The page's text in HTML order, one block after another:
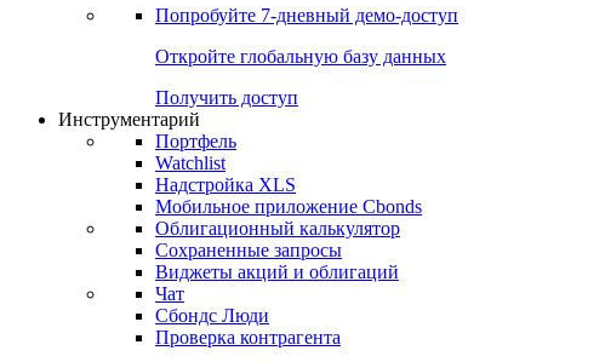
Попробуйте 7-дневный демо-доступ
Откройте глобальную базу данных
Получить доступ
Инструментарий
Портфель
Watchlist
Надстройка XLS
Мобильное приложение Cbonds
Облигационный калькулятор
Сохраненные запросы
Виджеты акций и облигаций
Чат
Сбондс Люди
Проверка контрагента